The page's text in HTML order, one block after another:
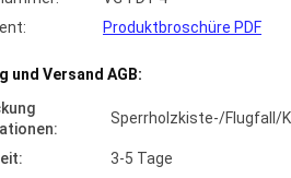
Produktbroschüre PDF
und Versand AGB:
Sperrholzkiste-/Flugfall/
3-5 Tage